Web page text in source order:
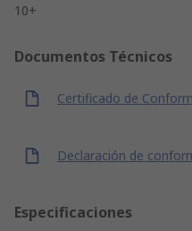
10+
Documentos Técnicos
Certificado de
Declaración de
Especificaciones